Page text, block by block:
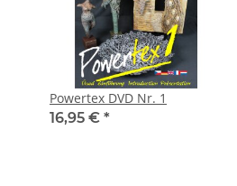
Powertex DVD Nr. 1
16,95 € *